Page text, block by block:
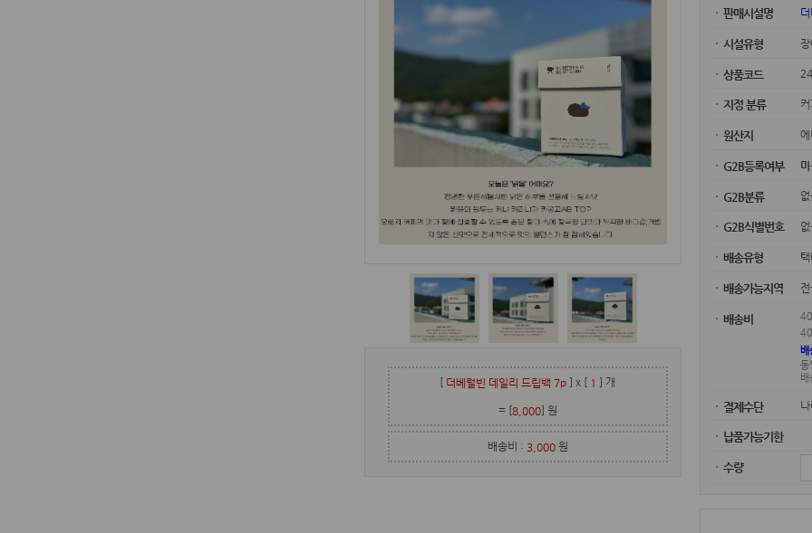
[ 더베럴빈 데일리 드립백 7p ] x [ 1 ] 개
= [8,000] 원
배송비 : 3,000원
판매시설명
시설유형
상품코드
지정 분류
원산지
G2B등록여부
G2B분류
G2B식별번호
배송유형
배송가능지역
배송비
동
결제수단
납품가능기한
수량